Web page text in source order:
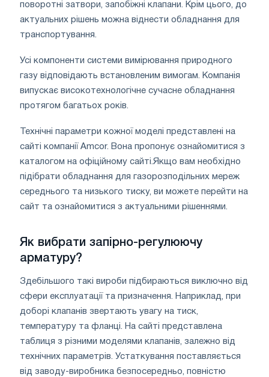
поворотні затвори, запобіжні клапани. Крім цього, до
актуальних рішень можна віднести обладнання для
транспортування.
Усі компоненти системи вимірювання природного
газу відповідають встановленим вимогам. Компанія
випускає високотехнологічне сучасне обладнання
протягом багатьох років.
Технічні параметри кожної моделі представлені на
сайті компанії Amcor. Вона пропонує ознайомитися з
каталогом на офіційному сайті.Якщо вам необхідно
підібрати обладнання для газорозподільних мереж
середнього та низького тиску, ви можете перейти на
сайт та ознайомитися з актуальними рішеннями.
Як вибрати запірно-регулюючу
арматуру?
Здебільшого такі вироби підбираються виключно від
сфери експлуатації та призначення. Наприклад, при
доборі клапанів звертають увагу на тиск,
температуру та фланці. На сайті представлена ​​
таблиця з різними моделями клапанів, залежно від
технічних параметрів. Устаткування поставляється
від заводу-виробника безпосередньо, повністю